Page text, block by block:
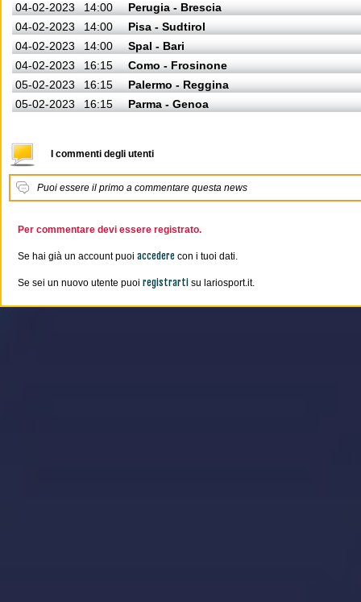
04-02-2023
14:00
Perugia - Brescia
04-02-2023
14:00
Pisa - Sudtirol
04-02-2023
14:00
Spal - Bari
04-02-2023
16:15
Como - Frosinone
05-02-2023
16:15
Palermo - Reggina
05-02-2023
16:15 Parma - Genoa
I commenti degli utenti
Puoi essere il primo a commentare questa news
Per commentare devi essere registrato.
Se hai già un account puoi accedere con i tuoi dati.
Se sei un nuovo utente puoi registrarti su lariosport.it.